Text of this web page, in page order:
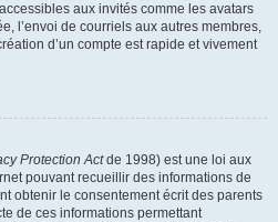
aux invités comme les avatars
l’envoi de courriels aux autres membres,
d’un compte est rapide et vivement
Protection Actde 1998) est une loi aux
pouvant recueillir des informations de
obtenir le consentement écrit des parents
de ces informations permettant